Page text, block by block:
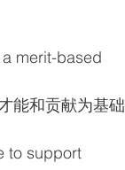
merit-based
能和贡献为基础
to support